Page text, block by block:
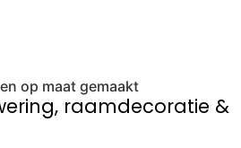
op maat gemaakt
raamdecoratie &